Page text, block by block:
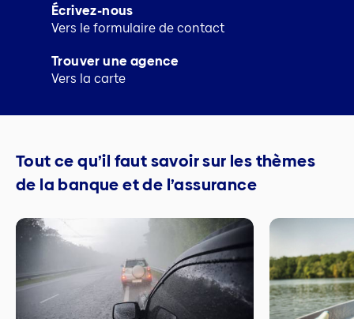
Écrivez-nous
Vers le formulaire de contact
Trouver une agence
Vers la carte
Tout ce qu’il faut savoir sur les thèmes
de la banque et de l’assurance